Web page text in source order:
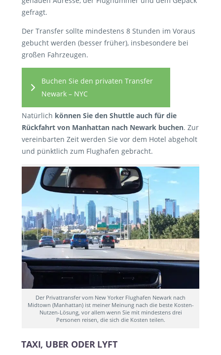
gefragt.
Der Transfer sollte mindestens 8 Stunden im Voraus
gebucht werden (besser früher), insbesondere bei
großen Fahrzeugen.
Buchen Sie den privaten Transfer
Newark – NYC
Natürlich können Sie den Shuttle auch für die
Rückfahrt von Manhattan nach Newark buchen. Zur
vereinbarten Zeit werden Sie vor dem Hotel abgeholt
und pünktlich zum Flughafen gebracht.
Der Privattransfer vom New Yorker Flughafen Newark nach
Midtown (Manhattan) ist meiner Meinung nach die beste Kosten-
Nutzen-Lösung, vor allem wenn Sie mit mindestens drei
Personen reisen, die sich die Kosten teilen.
TAXI, UBER ODER LYFT